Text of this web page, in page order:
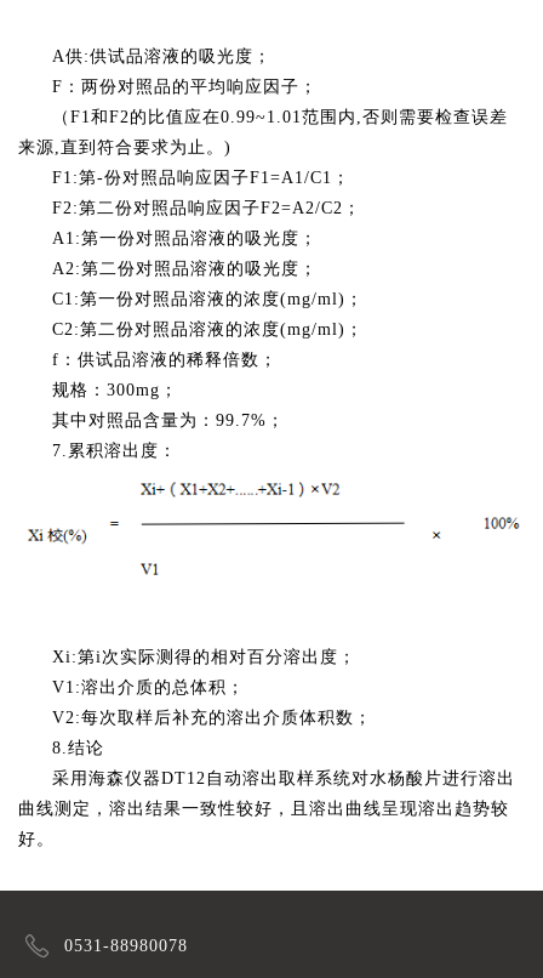
A供:供试品溶液的吸光度；
F：两份对照品的平均响应因子；
（F1和F2的比值应在0.99~1.01范围内,否则需要检查误差
来源,直到符合要求为止。)
F1:第-份对照品响应因子F1=A1/C1；
F2:第二份对照品响应因子F2=A2/C2；
A1:第一份对照品溶液的吸光度；
A2:第二份对照品溶液的吸光度；
C1:第一份对照品溶液的浓度(mg/ml)；
C2:第二份对照品溶液的浓度(mg/ml)；
f：供试品溶液的稀释倍数；
规格：300mg；
其中对照品含量为：99.7%；
7.累积溶出度：
Xi:第i次实际测得的相对百分溶出度；
V1:溶出介质的总体积；
V2:每次取样后补充的溶出介质体积数；
8.结论
采用海森仪器DT12自动溶出取样系统对水杨酸片进行溶出
曲线测定，溶出结果一致性较好，且溶出曲线呈现溶出趋势较
好。
0531-88980078